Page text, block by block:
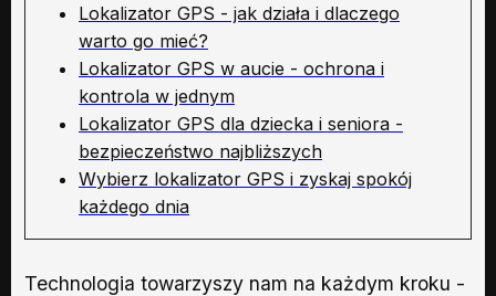
Lokalizator GPS - jak działa i dlaczego
warto go mieć?
Lokalizator GPS w aucie - ochrona i
kontrola w jednym
Lokalizator GPS dla dziecka i seniora -
bezpieczeństwo najbliższych
Wybierz lokalizator GPS i zyskaj spokój
każdego dnia
Technologia towarzyszy nam na każdym kroku -